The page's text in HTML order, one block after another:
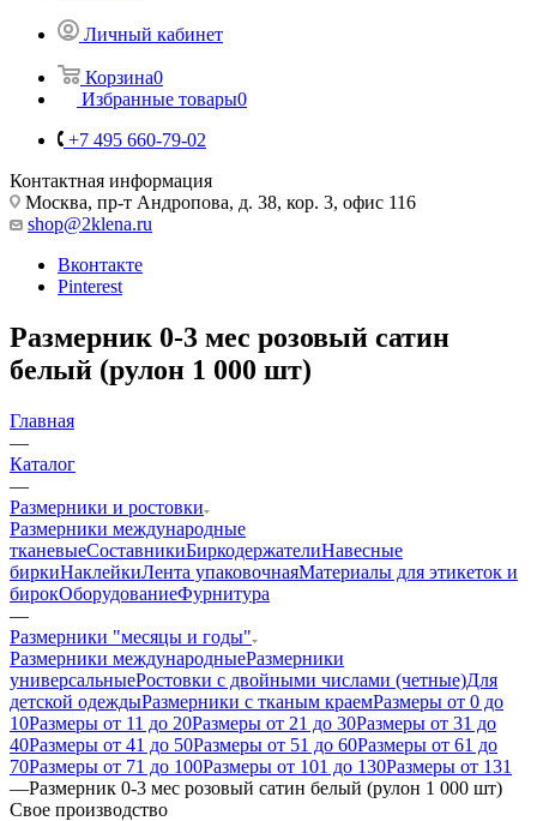
Личный кабинет
Корзина0
Избранные товары0
+7 495 660-79-02
Контактная информация
Москва, пр-т Андропова, д. 38, кор. 3, офис 116
shop@2klena.ru
Вконтакте
Pinterest
Размерник 0-3 мес розовый сатин
белый (рулон 1 000 шт)
Главная
—
Каталог
—
Размерники и ростовки
Размерники международные
тканевыеСоставникиБиркодержателиНавесные
биркиНаклейкиЛента упаковочнаяМатериалы для этикеток и
бирокОборудованиеФурнитура
—
Размерники "месяцы и годы"
Размерники международныеРазмерники
универсальныеРостовки с двойными числами (четные)Для
детской одеждыРазмерники с тканым краемРазмеры от 0 до
10Размеры от 11 до 20Размеры от 21 до 30Размеры от 31 до
40Размеры от 41 до 50Размеры от 51 до 60Размеры от 61 до
70Размеры от 71 до 100Размеры от 101 до 130Размеры от 131
—Размерник 0-3 мес розовый сатин белый (рулон 1 000 шт)
Свое производство